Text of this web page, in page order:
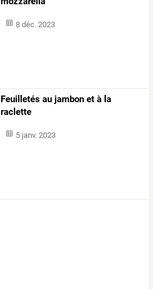
8 déc. 2023
Feuilletés au jambon et à la
raclette
5 janv. 2023